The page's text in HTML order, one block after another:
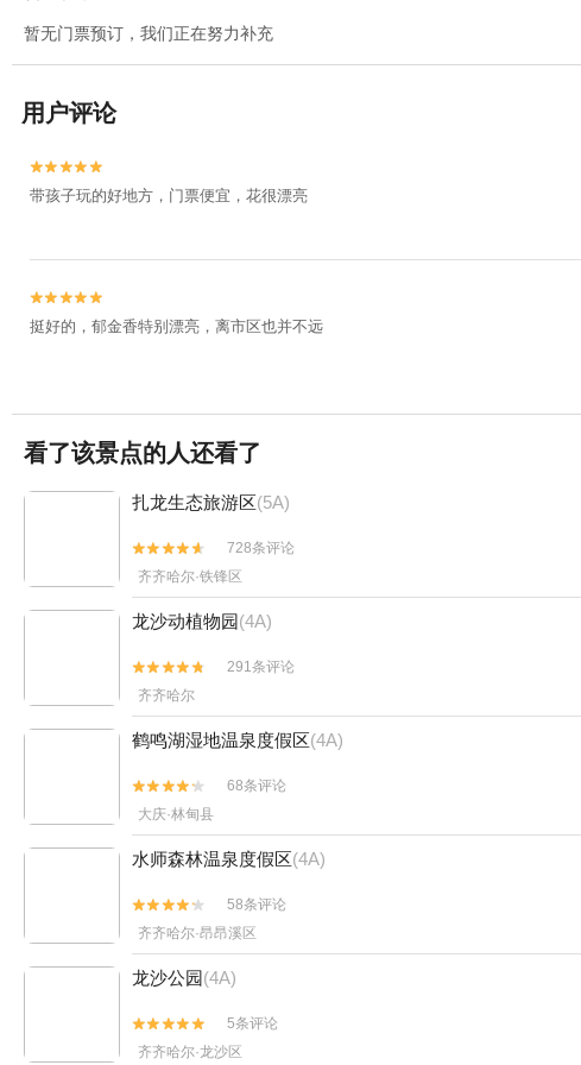
暂无门票预订，我们正在努力补充
用户评论


带孩子玩的好地方，门票便宜，花很漂亮


挺好的，郁金香特别漂亮，离市区也并不远
看了该景点的人还看了
扎龙生态旅游区(5A)


728条评论
齐齐哈尔·铁锋区
龙沙动植物园(4A)


291条评论
齐齐哈尔
鹤鸣湖湿地温泉度假区(4A)


68条评论
大庆·林甸县
水师森林温泉度假区(4A)


58条评论
齐齐哈尔·昂昂溪区
龙沙公园(4A)


5条评论
齐齐哈尔·龙沙区